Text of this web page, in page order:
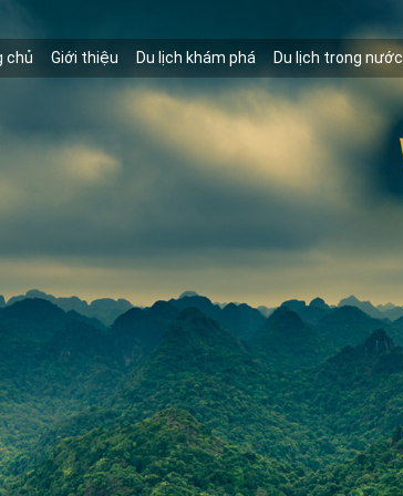
chủ Giới thiệu Du lịch khám phá Du lịch trong nước